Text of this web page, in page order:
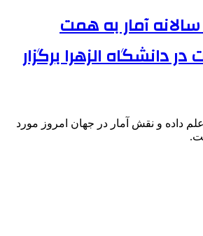
آمار به همت
دانشگاه الزهرا برگزار
داده و نقش آمار در جهان امروز مورد